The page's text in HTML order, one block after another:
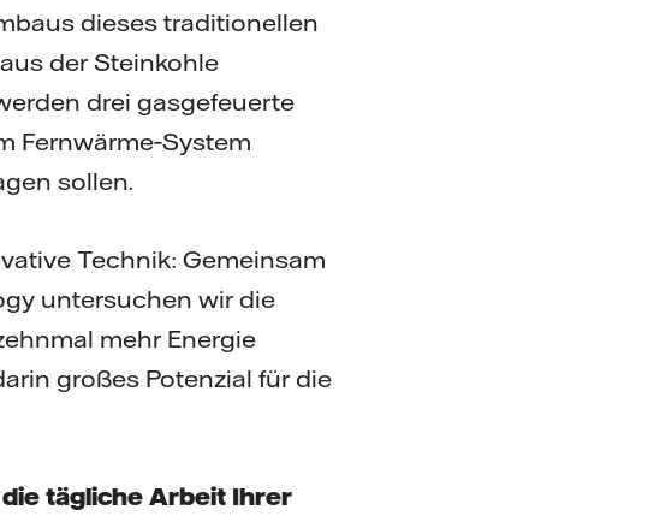
dieses traditionellen
der Steinkohle
drei gasgefeuerte
Fernwärme‐System
sollen.
Technik: Gemeinsam
untersuchen wir die
mehr Energie
großes Potenzial für die
tägliche Arbeit Ihrer